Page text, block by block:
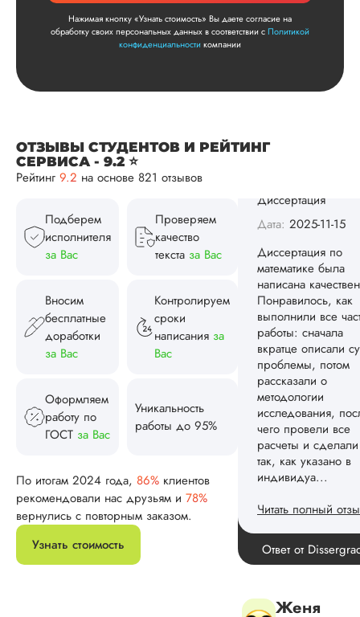
Нажимая кнопку «Узнать стоимость» Вы даете согласие на
обработку своих персональных данных в соответствии сПолитикой
конфиденциальностикомпании
ОТЗЫВЫ СТУДЕНТОВ И РЕЙТИНГ
СЕРВИСА - 9.2 ⭐
Рейтинг 9.2 на основе 821 отзывов
Подберем
исполнителя
за Вас
Проверяем
качество
текста за Вас
Вносим
бесплатные
доработки
за Вас
Контролируем
сроки
написания за
Вас
Оформляем
работу по
ГОСТ за Вас
Уникальность
работы до 95%
По итогам 2024 года, 86% клиентов
рекомендовали нас друзьям и 78%
вернулись с повторным заказом.
Узнать стоимость
Сергей
Диссертация
Диссертация по
Понравилось, как
выполнили все
работы: сначала
проблемы, потом
рассказали о
методологии
исследования,
чего провели все
расчеты и
так, как указано в
индивидуа...
Читать полный
Спасибо!
ваши слова
Ответ от
Женя
Вид работы:
Дата:2025-08-03